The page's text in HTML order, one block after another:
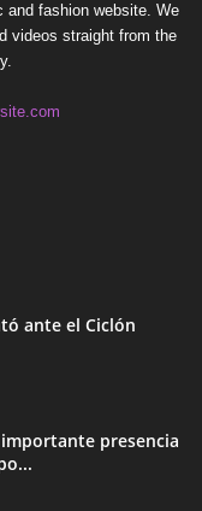
and fashion website. We
videos straight from the
ante el Ciclón
presencia